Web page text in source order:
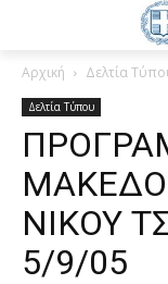
Αρχική Δελτία
Δελτία Τύπου
ΝΙΚΟΥ
5/9/05